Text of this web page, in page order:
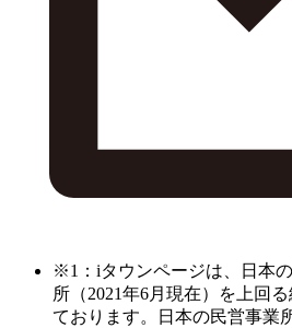
※1：iタウンページは、日本
所（2021年6月現在）を上回
ております。日本の民営事業